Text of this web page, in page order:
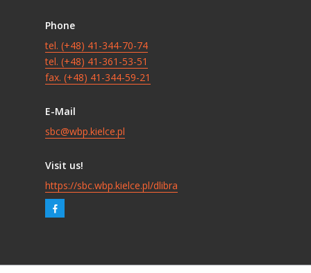
Phone
tel. (+48) 41-344-70-74
tel. (+48) 41-361-53-51
fax. (+48) 41-344-59-21
E-Mail
sbc@wbp.kielce.pl
Visit us!
https://sbc.wbp.kielce.pl/dlibra